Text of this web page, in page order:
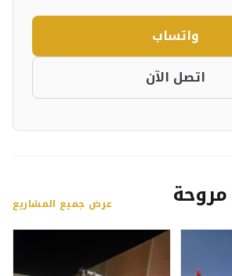
واتساب
اتصل الآن
عرض جميع المشاريع